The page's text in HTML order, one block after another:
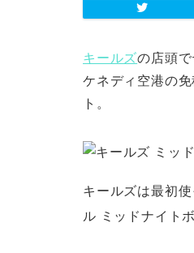
キールズの店頭で
ケネディ空港の
ト。
キールズは最初
ル ミッドナイト